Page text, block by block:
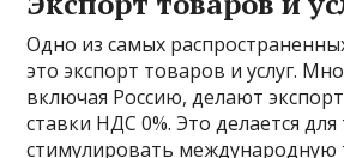
Одно из самых
это экспорт товаров и услуг.
включая Россию, делают
ставки НДС 0%. Это делается
стимулировать международную